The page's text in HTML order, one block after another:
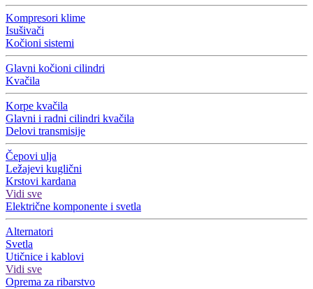
Kompresori klime
Isušivači
Kočioni sistemi
Glavni kočioni cilindri
Kvačila
Korpe kvačila
Glavni i radni cilindri kvačila
Delovi transmisije
Čepovi ulja
Ležajevi kuglični
Krstovi kardana
Vidi sve
Električne komponente i svetla
Alternatori
Svetla
Utičnice i kablovi
Vidi sve
Oprema za ribarstvo